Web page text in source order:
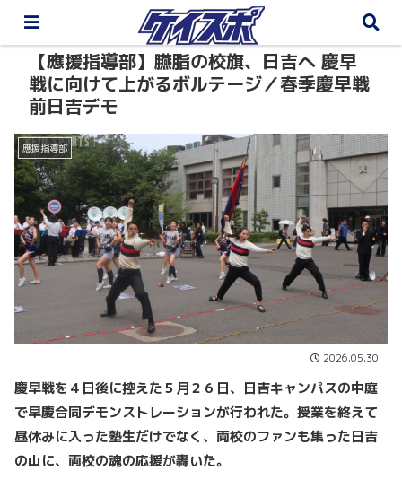
【應援指導部】臙脂の校旗、日吉へ 慶早
戦に向けて上がるボルテージ／春季慶早戦
前日吉デモ
應援指導部
2026.05.30
慶早戦を４日後に控えた５月２６日、日吉キャンパスの中庭
で早慶合同デモンストレーションが行われた。授業を終えて
昼休みに入った塾生だけでなく、両校のファンも集った日吉
の山に、両校の魂の応援が轟いた。